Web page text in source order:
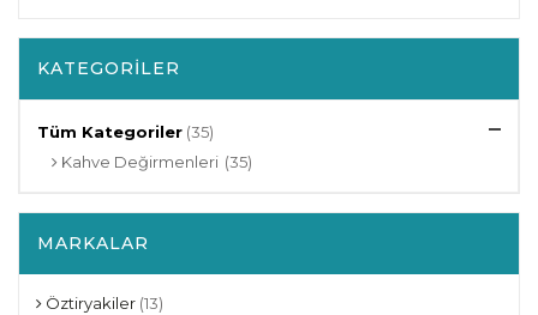
KATEGORILER
Tüm Kategoriler (35)
Kahve Değirmenleri (35)
MARKALAR
Öztiryakiler (13)